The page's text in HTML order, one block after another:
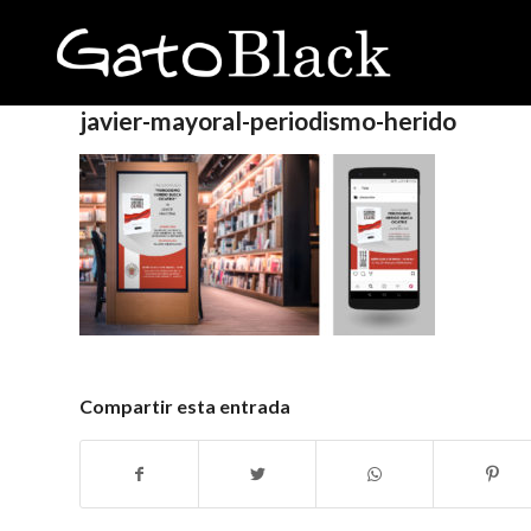
javier-mayoral-periodismo-herido
Compartir esta entrada